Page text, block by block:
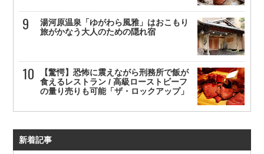
湯河原温泉「ゆがわら風雅」はおこもり
旅がかなう大人のための隠れ宿
【驚愕】恐怖に震えながら刑務所で飯が
食えるレストラン / 高級ローストビーフ
の量り売りも可能「ザ・ロックアップ」
新着記事